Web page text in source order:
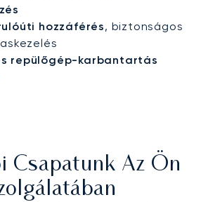
hozzáférés, biztonságos
repülőgép-karbantartás
Csapatunk Az Ön